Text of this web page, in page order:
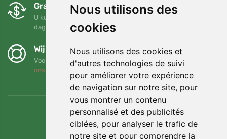
Nous utilisons des
cookies
Nous utilisons des cookies et
d'autres technologies de suivi
pour améliorer votre expérience
de navigation sur notre site, pour
vous montrer un contenu
personnalisé et des publicités
ciblées, pour analyser le trafic de
notre site et pour comprendre la
Gratis ruilen en retourneren
U kunt uw bestelling op elk gewenst moment binnen 90
dagen retourneren of ruilen
Wij steunen Trees.org
Voor elke bestelling planten we een boom! Lees meer
ons